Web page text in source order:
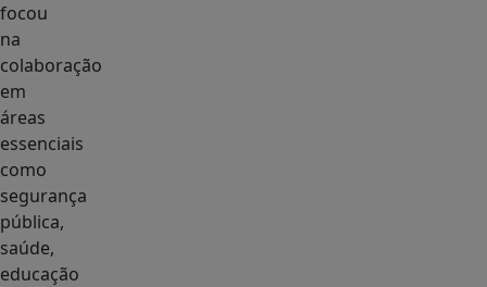
focou
na
colaboração
em
áreas
essenciais
como
segurança
pública,
saúde,
educação